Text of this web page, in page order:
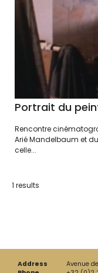
Portrait du
Rencontre
Arié Mandelbaum et
celle...
1 results
Address
Avenue